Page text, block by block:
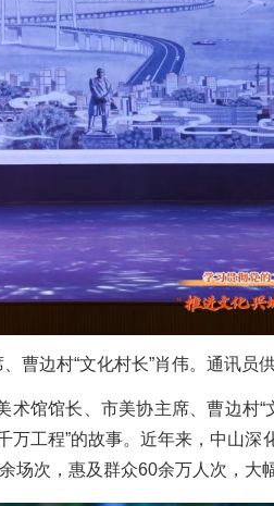
、曹边村“文化村长”肖伟。通讯员
术馆馆长、 市美协主席、曹边村“
工程”的故事。近年来，中山深
场次，惠及群众60余万人次，大